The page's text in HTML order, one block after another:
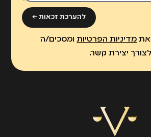
את מדיניות הפרטיותומסכים/ה
יצירת קשר.
להערכת זכאות ←